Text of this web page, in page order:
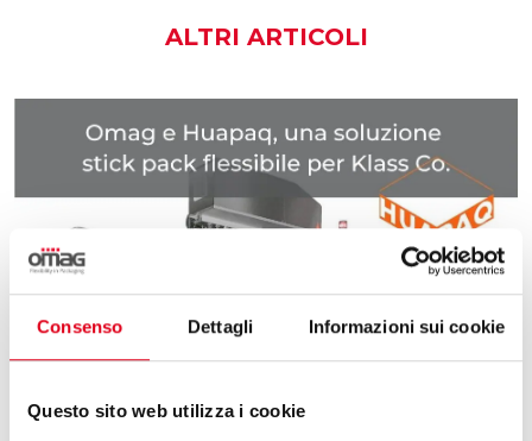
Consenso Dettagli Informazioni sui cookie
Questo sito web utilizza i cookie
ALTRI ARTICOLI